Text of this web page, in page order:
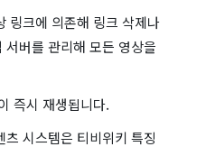
링크에 의존해 링크 삭제나
버를 관리해 모든 영상을
즉시 재생됩니다.
시스템은 티비위키 특징